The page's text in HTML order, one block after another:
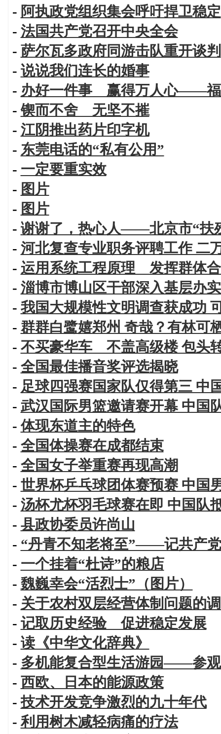
- 阿执政党组织集会呼吁捍卫稳定
- 法国共产党召开中央全会
- 萨尔瓦多政府同游击队重开谈判
- 说说我们连长的婚事
- 办好一件事 赢得万人心——福
-锲而不舍 无坚不摧
- 江阴推出药片印字机
- 东莞电话的“私有公用”
- 一定要重实效
- 图片
- 图片
- 谢谢了，热心人——北京市“扶
- 河北复查专业职务评聘工作 二
- 运用系统工程原理 发挥群体
- 淄博市博山区干部深入基层办
- 我国大规模性文明调查获成功
- 群群白鹭嬉郑州 奇哉？有林可
- 不买豪华车 不盖高级楼 包头
- 全国最佳播音奖评选揭晓
- 足球四强赛国家队仅得第三 中
- 武汉国际男篮邀请赛开幕 中国
-体现东道主的特色
- 全国体操赛在成都结束
- 全国女子举重赛再现高潮
- 世界杯乒乓球团体赛预赛 中国
- 汤杯尤杯羽毛球赛在即 中国队
- 县政协委员许尚山
- “丹青不知老将至”——记共产
- 一个挂着“杜诗”的粮店
- 魏巍幸会“活烈士”（图片）
- 关于农村双层经营体制问题的
- 记取历史经验 促进稳定发展
- 读《中华文化辞典》
- 多机能复合型生活游园——参
- 西欧、日本的能源政策
-技术开发竞争激烈的九十年代
-利用树木减轻病痛的疗法